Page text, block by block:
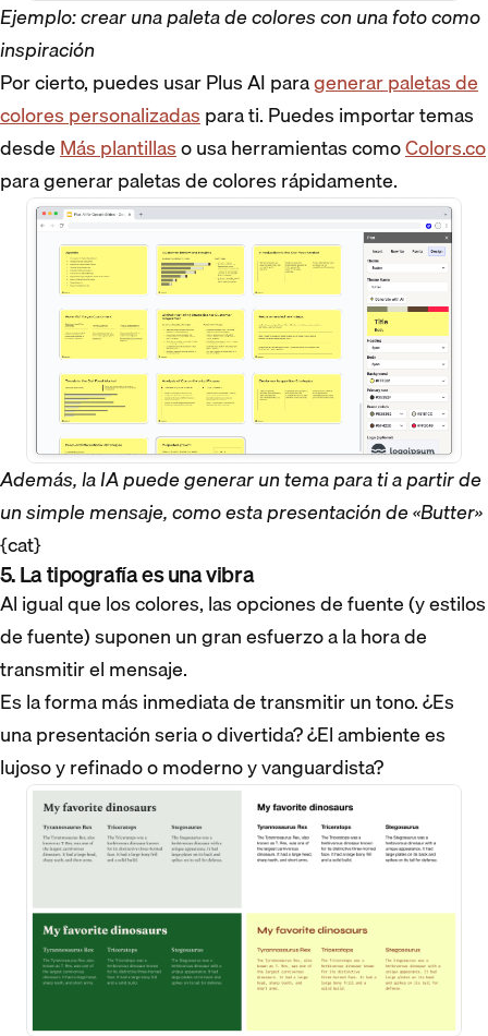
Ejemplo: crear una paleta de colores con una foto como
inspiración
Por cierto, puedes usar Plus AI paragenerar paletas de
colores personalizadaspara ti. Puedes importar temas
desdeMás plantillaso usa herramientas comoColors.co
para generar paletas de colores rápidamente.
Además, la IA puede generar un tema para ti a partir de
un simple mensaje, como esta presentación de «Butter»
{cat}
5. La tipografía es una vibra
Al igual que los colores, las opciones de fuente (y estilos
de fuente) suponen un gran esfuerzo a la hora de
transmitir el mensaje.
Es la forma más inmediata de transmitir un tono. ¿Es
una presentación seria o divertida? ¿El ambiente es
lujoso y refinado o moderno y vanguardista?